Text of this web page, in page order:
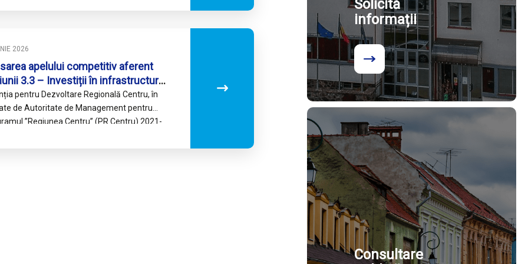
2026
apelului competitiv aferent
3.3 – Investiții în infrastructură
și albastră în mediul urban
– municipii
pentru Dezvoltare Regională Centru, în
de Autoritate de Management pentru
”Regiunea Centru” (PR Centru) 2021-
Solicită
informații
Consultare